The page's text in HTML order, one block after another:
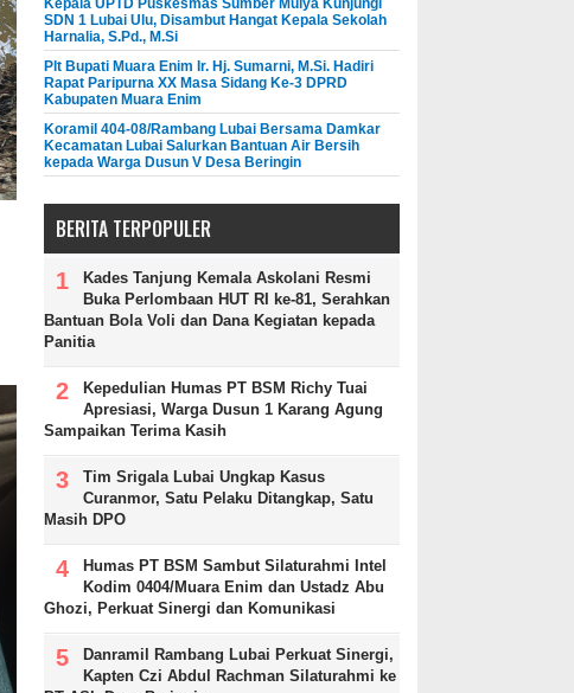
Kepala UPTD Puskesmas Sumber Mulya Kunjungi
SDN 1 Lubai Ulu, Disambut Hangat Kepala Sekolah
Harnalia, S.Pd., M.Si
Plt Bupati Muara Enim Ir. Hj. Sumarni, M.Si. Hadiri
Rapat Paripurna XX Masa Sidang Ke-3 DPRD
Kabupaten Muara Enim
Koramil 404-08/Rambang Lubai Bersama Damkar
Kecamatan Lubai Salurkan Bantuan Air Bersih
kepada Warga Dusun V Desa Beringin
BERITA TERPOPULER
Kades Tanjung Kemala Askolani Resmi
Buka Perlombaan HUT RI ke-81, Serahkan
Bantuan Bola Voli dan Dana Kegiatan kepada
Panitia
Kepedulian Humas PT BSM Richy Tuai
Apresiasi, Warga Dusun 1 Karang Agung
Sampaikan Terima Kasih
Tim Srigala Lubai Ungkap Kasus
Curanmor, Satu Pelaku Ditangkap, Satu
Masih DPO
Humas PT BSM Sambut Silaturahmi Intel
Kodim 0404/Muara Enim dan Ustadz Abu
Ghozi, Perkuat Sinergi dan Komunikasi
Danramil Rambang Lubai Perkuat Sinergi,
Kapten Czi Abdul Rachman Silaturahmi ke